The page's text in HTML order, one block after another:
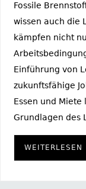
Fossile
wissen auch die
kämpfen nicht
Einführung von
zukunftsfähige
Essen und
Grundlagen des
WEITERLESEN